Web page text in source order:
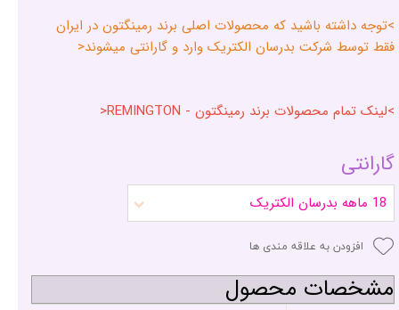
>توجه داشته باشید که محصولات اصلی برند رمینگتون در ایران
فقط توسط شرکت بدرسان الکتریک وارد و گارانتی میشوند<
>لینک تمام محصولات برند رمینگتون - REMINGTON<
گارانتی
18 ماهه بدرسان الکتریک
افزودن به علاقه مندی ها
مشخصات محصول